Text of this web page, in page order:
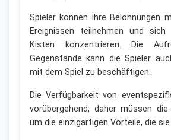
Spieler können ihre Belohnungen
Ereignissen teilnehmen und
Kisten konzentrieren. Die
Gegenstände kann die Spieler
mit dem Spiel zu beschäftigen.
Die Verfügbarkeit von
vorübergehend, daher müssen
um die einzigartigen Vorteile, die